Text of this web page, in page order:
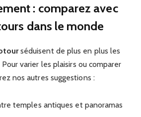
: comparez avec
dans le monde
séduisent de plus en plus les
varier les plaisirs ou comparer
nos autres suggestions :
temples antiques et panoramas